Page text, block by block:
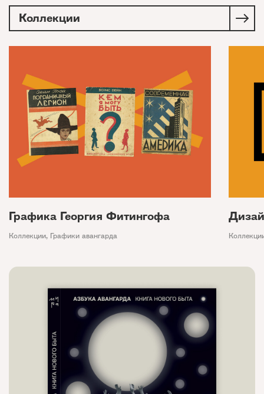
Коллекции
Графика Георгия Фитингофа
Коллекции, Графики авангарда